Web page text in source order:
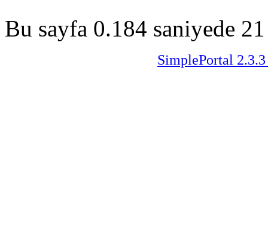
Bu sayfa 0.184 saniyede
SimplePortal